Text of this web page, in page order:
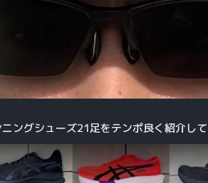
ングシューズ21足をテンポ良く紹介して